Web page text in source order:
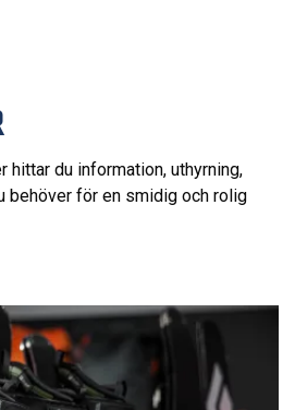
hittar du information, uthyrning,
behöver för en smidig och rolig